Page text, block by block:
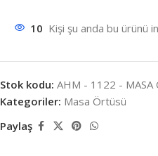
10 Kişi şu anda bu ürünü
Stok kodu: AHM - 1122 - MASA
Kategoriler: Masa Örtüsü
Paylaş